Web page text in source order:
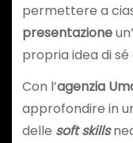
permettere a
presentazioneun’
propria idea di
Con l’agenzia
approfondire in
delle soft skills